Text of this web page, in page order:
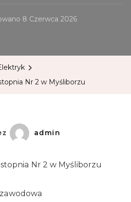
8 Czerwca 2026
Nr 2 w Myśliborzu
admin
Nr 2 w Myśliborzu